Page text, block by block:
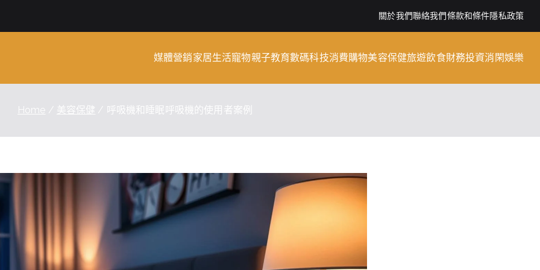
關於我們聯絡我們條款和條件隱私政策
媒體營銷家居生活寵物親子教育數碼科技消費購物美容保健旅遊飲食財務投資消閑娛樂
Home 美容保健 呼吸機和睡眠呼吸機的使用者案例